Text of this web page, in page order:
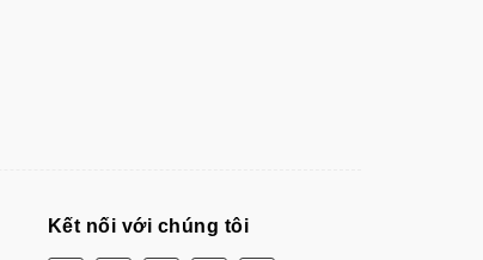
Kết nối với chúng tôi